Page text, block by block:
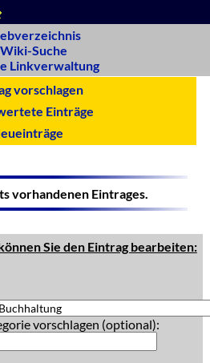
Wiki-Suche
Linkverwaltung
vorschlagen
Einträge
vorhandenen Eintrages.
Sie den Eintrag bearbeiten:
vorschlagen (optional):